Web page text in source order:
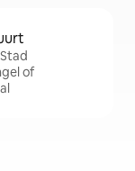
of